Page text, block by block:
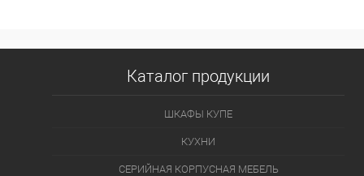
Каталог продукции
ШКАФЫ КУПЕ
КУХНИ
СЕРИЙНАЯ КОРПУСНАЯ МЕБЕЛЬ